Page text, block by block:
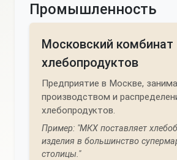
Промышленность
Московский комбинат
хлебопродуктов
Предприятие в Москве,
производством и
хлебопродуктов.
Пример: "МКХ поставляет
изделия в большинство
столицы."